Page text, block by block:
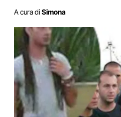
A cura di Simona